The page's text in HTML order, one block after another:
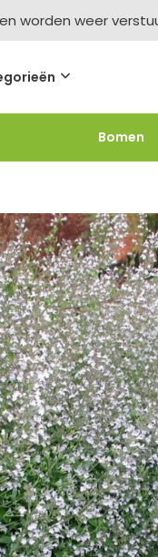
worden weer
Bomen
-2,5% vanaf €250 -